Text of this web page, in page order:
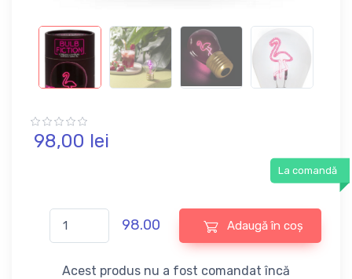
98,00 lei
La comandă
98.00 Adaugă în coș
Acest produs nu a fost comandat încă